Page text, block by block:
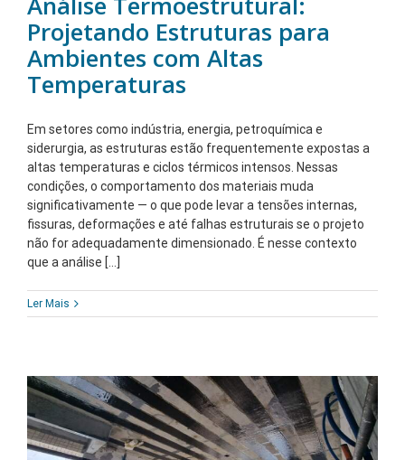
Projetando Estruturas para
Ambientes com Altas
Temperaturas
Em setores como indústria, energia, petroquímica e
siderurgia, as estruturas estão frequentemente expostas a
altas temperaturas e ciclos térmicos intensos. Nessas
condições, o comportamento dos materiais muda
significativamente — o que pode levar a tensões internas,
fissuras, deformações e até falhas estruturais se o projeto
não for adequadamente dimensionado. É nesse contexto
que a análise [...]
Ler Mais